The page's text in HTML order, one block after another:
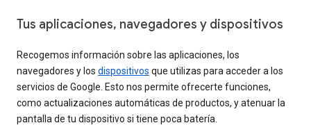
Tus aplicaciones, navegadores y dispositivos
Recogemos información sobre las aplicaciones, los
navegadores y los dispositivos que utilizas para acceder a los
servicios de Google. Esto nos permite ofrecerte funciones,
como actualizaciones automáticas de productos, y atenuar la
pantalla de tu dispositivo si tiene poca batería.